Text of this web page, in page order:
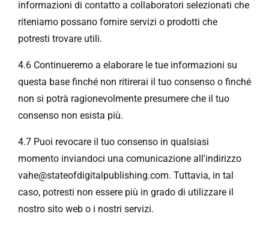
informazioni di contatto a collaboratori selezionati che
riteniamo possano fornire servizi o prodotti che
potresti trovare utili.
4.6 Continueremo a elaborare le tue informazioni su
questa base finché non ritirerai il tuo consenso o finché
non si potrà ragionevolmente presumere che il tuo
consenso non esista più.
4.7 Puoi revocare il tuo consenso in qualsiasi
momento inviandoci una comunicazione all'indirizzo
vahe@stateofdigitalpublishing.com. Tuttavia, in tal
caso, potresti non essere più in grado di utilizzare il
nostro sito web o i nostri servizi.